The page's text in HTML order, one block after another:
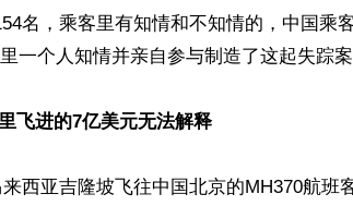
名，乘客里有知情和不知情的，中国乘
一个人知情并亲自参与制造了这起失踪案
飞进的7亿美元无法解释
西亚吉隆坡飞往中国北京的MH370航班